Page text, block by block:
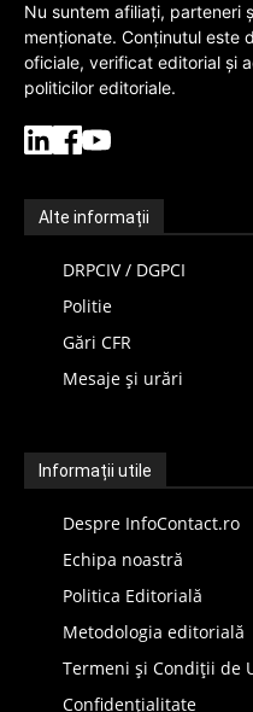
Nu suntem afiliați, parteneri
menționate. Conținutul este
oficiale, verificat editorial și
politicilor editoriale.
Alte informații
DRPCIV / DGPCI
Politie
Gări CFR
Mesaje și urări
Informații utile
Despre InfoContact.ro
Echipa noastră
Politica Editorială
Metodologia editorială
Termeni și Condiții de
Confidențialitate